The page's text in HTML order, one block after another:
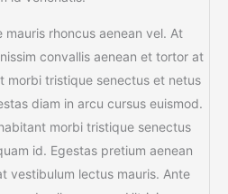
rhoncus aenean vel. At
convallis aenean et tortor at
morbi tristique senectus et netus
diam in arcu cursus euismod.
morbi tristique senectus
id. Egestas pretium aenean
vestibulum lectus mauris. Ante